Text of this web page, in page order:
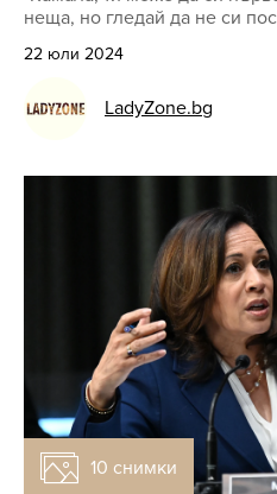
неща, но гледай да не си
22 юли 2024
LadyZone.bg
10 снимки